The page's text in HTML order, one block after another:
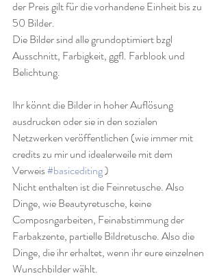
der Preis gilt für die vorhandene Einheit bis zu
50 Bilder.
Die Bilder sind alle grundoptimiert bzgl
Ausschnitt, Farbigkeit, ggfl. Farblook und
Belichtung.
Ihr könnt die Bilder in hoher Auflösung
ausdrucken oder sie in den sozialen
Netzwerken veröffentlichen (wie immer mit
credits zu mir und idealerweile mit dem
Verweis #basicediting )
Nicht enthalten ist die Feinretusche. Also
Dinge, wie Beautyretusche, keine
Composngarbeiten, Feinabstimmung der
Farbakzente, partielle Bildretusche. Also die
Dinge, die ihr erhaltet, wenn ihr eure einzelnen
Wunschbilder wählt.